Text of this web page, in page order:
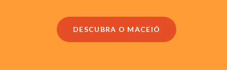
DESCUBRA O MACEIÓ